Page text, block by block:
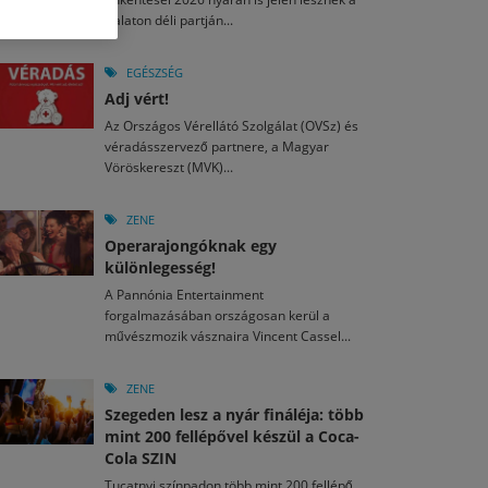
2026. JÚL. 15.
nézők 10 kedvenc filmje 2026 első félévében
2026. JÚL. 3.
án hozzánk is megérkezik a Rocktábor
2026. JÚL. 29.
a jubileumi Művészetek Völgye – még öt
kulturális ünnep
Fesztivál 2026
egy mese: 30 napos mesekihívást indít a Libri
2026. MÁJ. 11.
László kapta az Artisjus Irodalmi Nagydíjat
Balaton déli partján...
EGÉSZSÉG
Adj vért!
Az Országos Vérellátó Szolgálat (OVSz) és
véradásszervező partnere, a Magyar
Vöröskereszt (MVK)...
ZENE
Operarajongóknak egy
különlegesség!
A Pannónia Entertainment
forgalmazásában országosan kerül a
művészmozik vásznaira Vincent Cassel...
ZENE
Szegeden lesz a nyár fináléja: több
mint 200 fellépővel készül a Coca-
Cola SZIN